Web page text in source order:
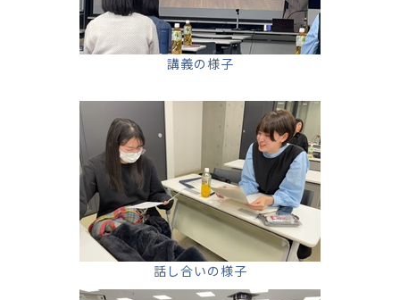
講義の様子
話し合いの様子